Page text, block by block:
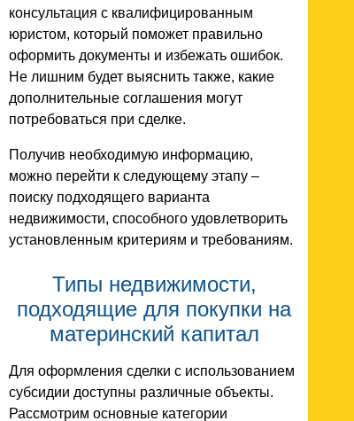
консультация с квалифицированным
юристом, который поможет правильно
оформить документы и избежать ошибок.
Не лишним будет выяснить также, какие
дополнительные соглашения могут
потребоваться при сделке.
Получив необходимую информацию,
можно перейти к следующему этапу –
поиску подходящего варианта
недвижимости, способного удовлетворить
установленным критериям и требованиям.
Типы недвижимости,
подходящие для покупки на
материнский капитал
Для оформления сделки с использованием
субсидии доступны различные объекты.
Рассмотрим основные категории